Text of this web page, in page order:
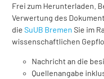
Frei zum Herunterladen.
Verwertung des
die SuUB Bremen Sie im
wissenschaftlichen
Nachricht an die
Quellenangabe